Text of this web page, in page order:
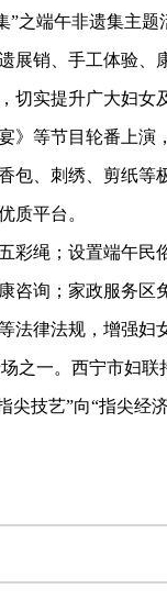
之端午非遗集主题
销、手工体验、
切实提升广大妇女
》等节目轮番上演
包、刺绣、剪纸等
质平台。
绳；设置端午民
咨询；家政服务区
法律法规，增强妇
一。西宁市妇联
技艺”向“指尖经